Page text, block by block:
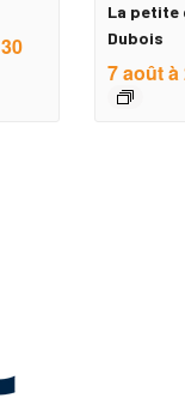
La petite
Dubois
7 août à